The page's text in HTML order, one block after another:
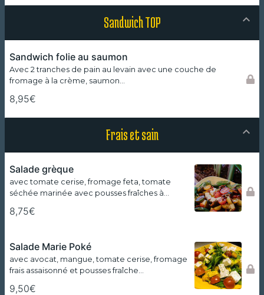
Sandwich TOP
Sandwich folie au saumon
Avec 2 tranches de pain au levain avec une couche de
fromage à la crème, saumon…
8,95€
Frais et sain
Salade grèque
avec tomate cerise, fromage feta, tomate
séchée marinée avec pousses fraîches à…
8,75€
Salade Marie Poké
avec avocat, mangue, tomate cerise, fromage
frais assaisonné et pousses fraîche…
9,50€